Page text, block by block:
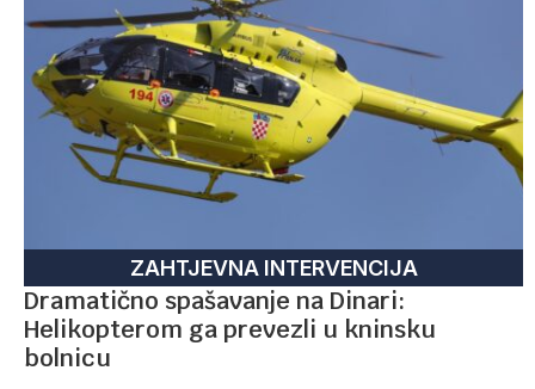
ZAHTJEVNA INTERVENCIJA
Dramatično spašavanje na Dinari:
Helikopterom ga prevezli u kninsku
bolnicu